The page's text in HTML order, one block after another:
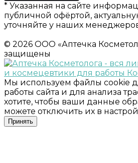
* Указанная на сайте
публичной офёртой,
уточняйте у наших
© 2026 ООО «Аптечка
защищены
Мы используем файлы cookie
работы сайта и для анализа
хотите, чтобы ваши данные
можете отключить их в
Принять